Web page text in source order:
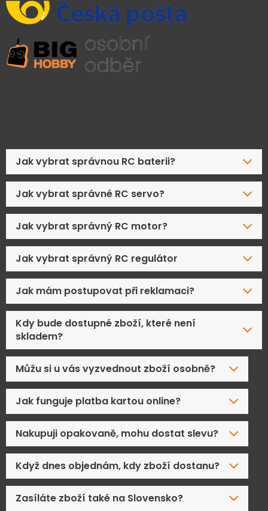
Jak vybrat správnou RC baterii?
Jak vybrat správné RC servo?
Jak vybrat správný RC motor?
Jak vybrat správný RC regulátor
Jak mám postupovat při reklamaci?
Kdy bude dostupné zboží, které není
skladem?
Můžu si u vás vyzvednout zboží osobně?
Jak funguje platba kartou online?
Nakupuji opakovaně, mohu dostat slevu?
Když dnes objednám, kdy zboží dostanu?
Zasíláte zboží také na Slovensko?